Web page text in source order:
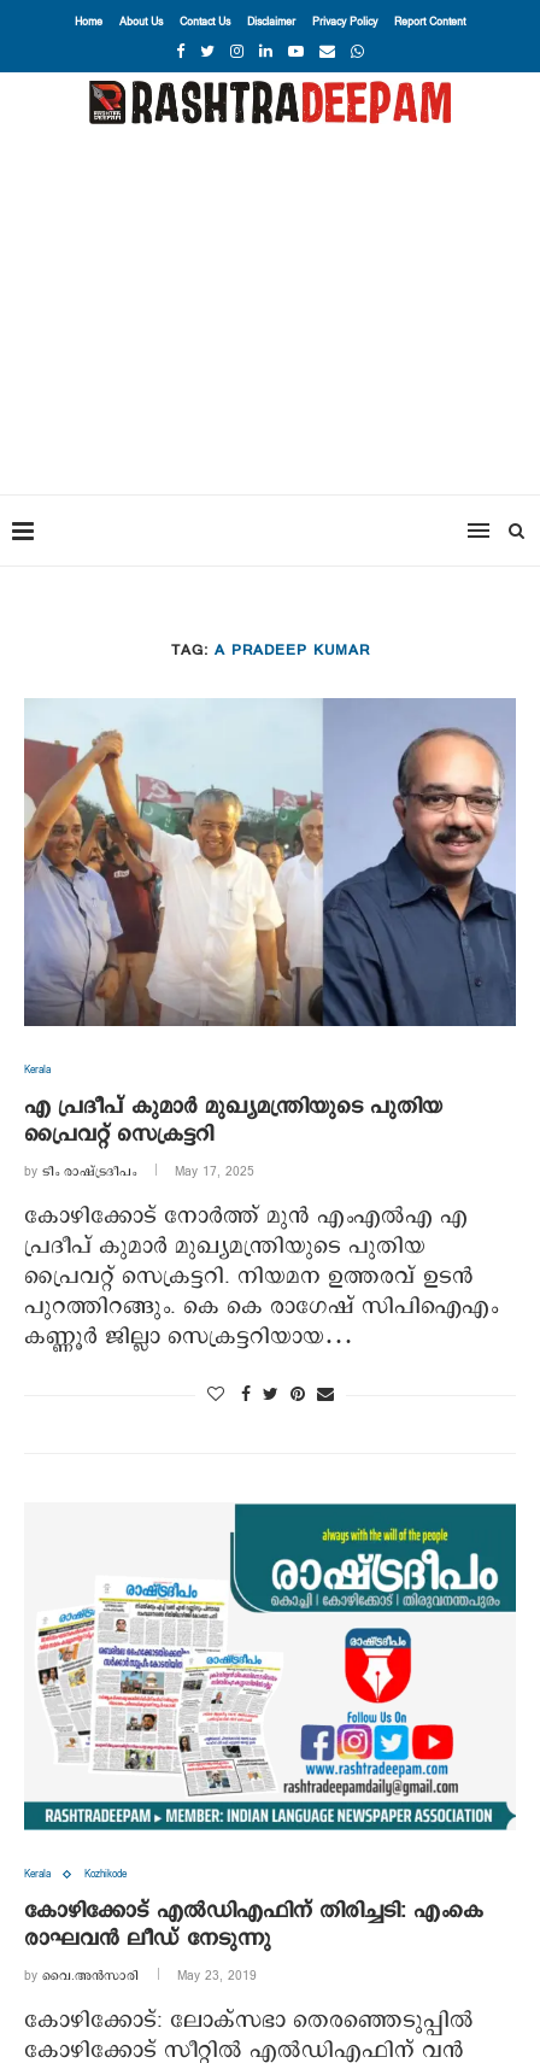
Home About Us Contact Us Disclaimer Privacy Policy Report Content
TAG: A PRADEEP KUMAR
Kerala
എ പ്രദീപ് കുമാര്‍ മുഖ്യമന്ത്രിയുടെ പുതിയ
പ്രൈവറ്റ് സെക്രട്ടറി
by ടീം രാഷ്ട്രദീപം May 17, 2025
കോഴിക്കോട് നോര്‍ത്ത് മുന്‍ എംഎല്‍എ എ
പ്രദീപ് കുമാര്‍ മുഖ്യമന്ത്രിയുടെ പുതിയ
പ്രൈവറ്റ് സെക്രട്ടറി. നിയമന ഉത്തരവ് ഉടന്‍
പുറത്തിറങ്ങും. കെ കെ രാഗേഷ് സിപിഐഎം
കണ്ണൂര്‍ ജില്ലാ സെക്രട്ടറിയായ…
Kerala Kozhikode
കോഴിക്കോട് എല്‍ഡിഎഫിന് തിരിച്ചടി: എംകെ
രാഘവന്‍ ലീഡ് നേടുന്നു
by വൈ.അന്‍സാരി May 23, 2019
കോഴിക്കോട്: ലോക്സഭാ തെര‍ഞ്ഞെടുപ്പില്‍
കോഴിക്കോട് സീറ്റില്‍ എല്‍ഡിഎഫിന് വന്‍